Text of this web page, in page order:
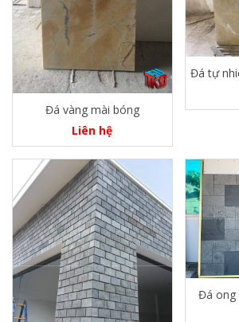
Đá vàng mài bóng
Liên hệ
Đá tự
Đá ong